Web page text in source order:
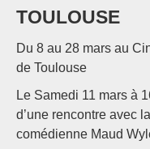
TOULOUSE
Du 8 au 28 mars au
de Toulouse
Le Samedi 11 mars à
d’une rencontre avec
comédienne Maud